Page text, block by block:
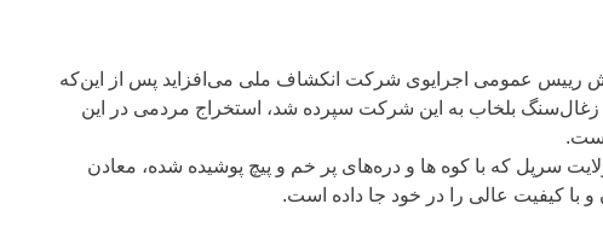
رییس عمومی اجرایوی شرکت انکشاف ملی می‌افزاید پس از این‌که
بلخاب به این شرکت سپرده شد، استخراج مردمی در این
سرپل که با کوه ها و دره‌های پر خم و پیچ پوشیده شده، معادن
با کیفیت عالی را در خود جا داده است.